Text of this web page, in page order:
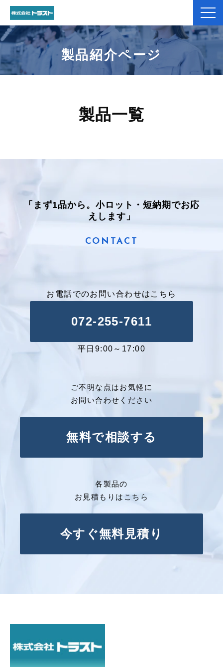
弊社紹介
製品紹介
よくあるご質問
製品紹介ページ
製品一覧
「まず1品から。小ロット・短納期でお応
えします」
CONTACT
お電話でのお問い合わせはこちら
072-255-7611
平日9:00～17:00
ご不明な点はお気軽に
お問い合わせください
無料で相談する
各製品の
お見積もりはこちら
今すぐ無料見積り